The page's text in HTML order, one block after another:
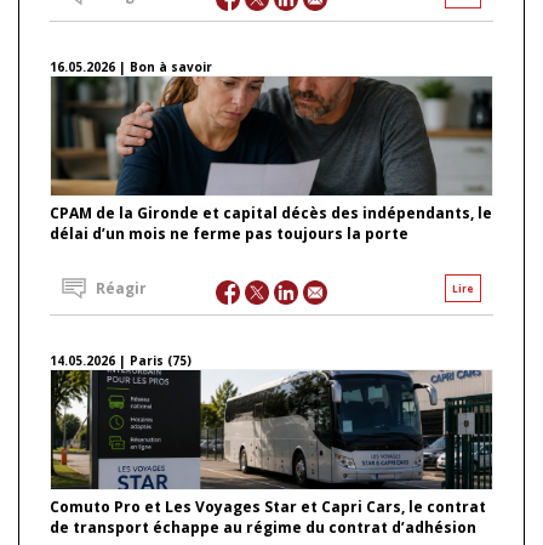
16.05.2026 | Bon à savoir
CPAM de la Gironde et capital décès des indépendants, le
délai d’un mois ne ferme pas toujours la porte
Lire
Réagir
14.05.2026 | Paris (75)
Comuto Pro et Les Voyages Star et Capri Cars, le contrat
de transport échappe au régime du contrat d’adhésion